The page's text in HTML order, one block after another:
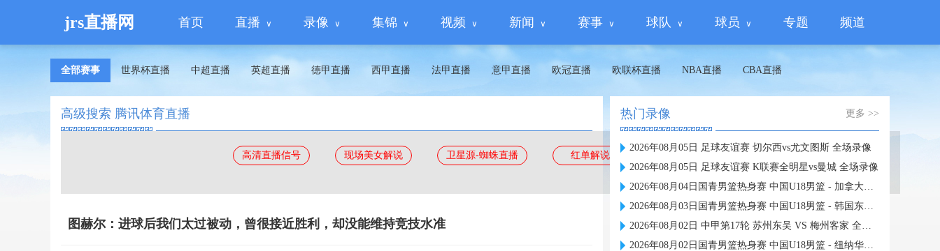
jrs直播网 首页 直播 录像 集锦 视频 新闻 赛事 球队 球员 专题 频道
全部赛事 世界杯直播 中超直播 英超直播 德甲直播 西甲直播 法甲直播 意甲直播 欧冠直播 欧联杯直播 NBA直播 CBA直播
高级搜索 腾讯体育直播
高清直播信号 现场美女解说 卫星源-蜘蛛直播 红单解说 蜘蛛直播
图赫尔：进球后我们太过被动，曾很接近胜利，却没能维持竞技水准
热门录像 更多 >>
2026年08月05日 足球友谊赛 切尔西vs尤文图斯 全场录像
2026年08月05日 足球友谊赛 K联赛全明星vs曼城 全场录像
2026年08月04日国青男篮热身赛 中国U18男篮 - 加拿大大卫·安篮球学院 全场录像
2026年08月03日国青男篮热身赛 中国U18男篮 - 韩国东国大学 全场录像
2026年08月02日 中甲第17轮 苏州东吴 VS 梅州客家 全场录像
2026年08月02日国青男篮热身赛 中国U18男篮 - 纽纳华丁闪电队 全场录像